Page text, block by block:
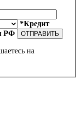
*Кредит
РФ
ОТПРАВИТЬ
на